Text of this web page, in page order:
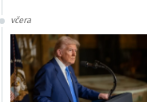
včera